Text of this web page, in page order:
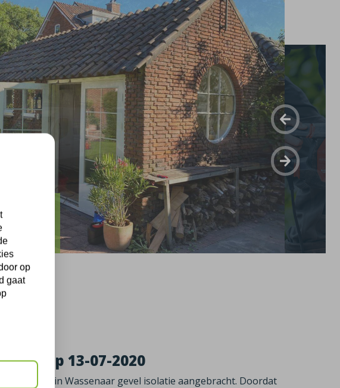
op 13-07-2020
woning in Wassenaar gevel isolatie aangebracht. Doordat
op
gaat